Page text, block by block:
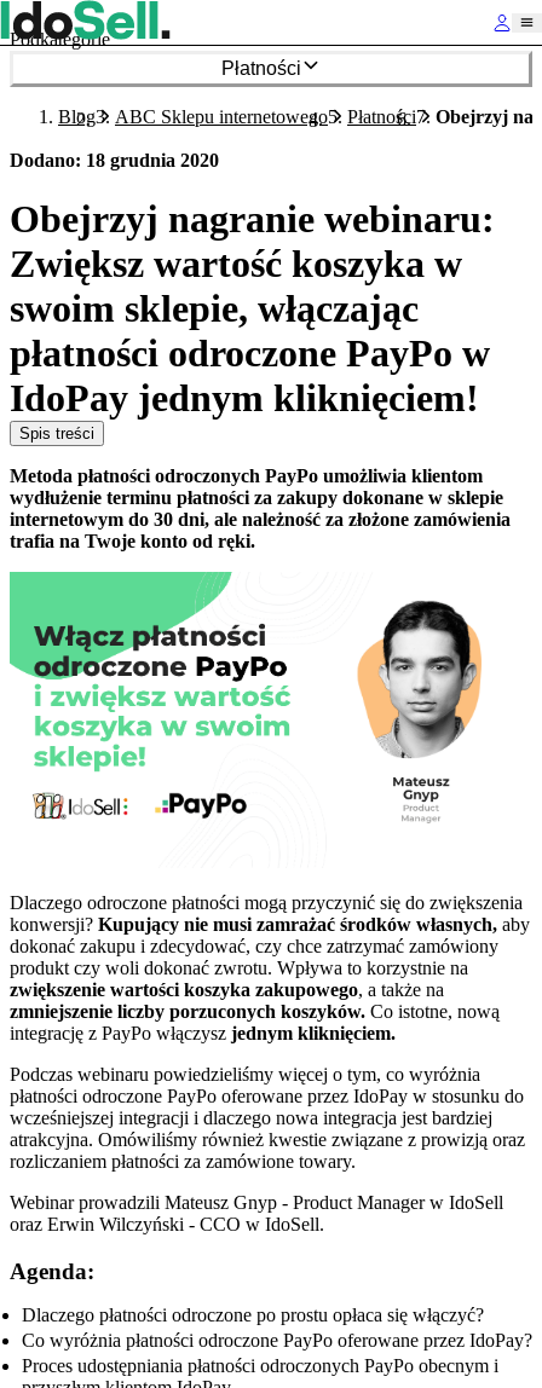
Podkategorie
Płatności
Blog ABC Sklepu internetowego Płatności Obejrzyj
Dodano: 18 grudnia 2020
Obejrzyj nagranie webinaru:
Zwiększ wartość koszyka w
swoim sklepie, włączając
płatności odroczone PayPo w
IdoPay jednym kliknięciem!
Spis treści
Metoda płatności odroczonych PayPo umożliwia klientom
wydłużenie terminu płatności za zakupy dokonane w sklepie
internetowym do 30 dni, ale należność za złożone zamówienia
trafia na Twoje konto od ręki.
Dlaczego odroczone płatności mogą przyczynić się do zwiększenia
konwersji? Kupujący nie musi zamrażać środków własnych, aby
dokonać zakupu i zdecydować, czy chce zatrzymać zamówiony
produkt czy woli dokonać zwrotu. Wpływa to korzystnie na
zwiększenie wartości koszyka zakupowego, a także na
zmniejszenie liczby porzuconych koszyków. Co istotne, nową
integrację z PayPo włączysz jednym kliknięciem.
Podczas webinaru powiedzieliśmy więcej o tym, co wyróżnia
płatności odroczone PayPo oferowane przez IdoPay w stosunku do
wcześniejszej integracji i dlaczego nowa integracja jest bardziej
atrakcyjna. Omówiliśmy również kwestie związane z prowizją oraz
rozliczaniem płatności za zamówione towary.
Webinar prowadzili Mateusz Gnyp - Product Manager w IdoSell
oraz Erwin Wilczyński - CCO w IdoSell.
Agenda:
Dlaczego płatności odroczone po prostu opłaca się włączyć?
Co wyróżnia płatności odroczone PayPo oferowane przez IdoPay?
Proces udostępniania płatności odroczonych PayPo obecnym i